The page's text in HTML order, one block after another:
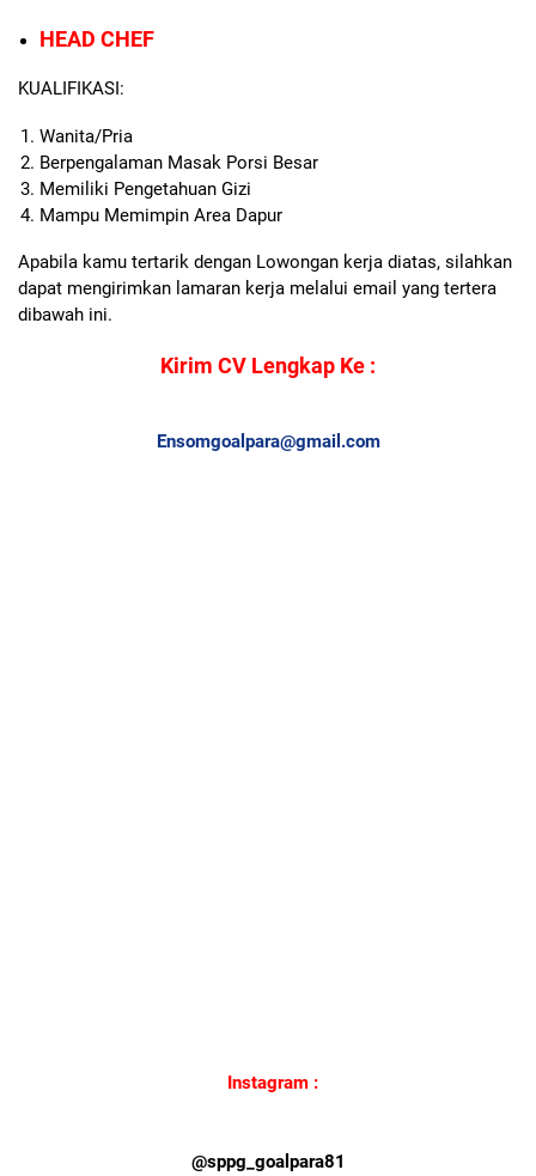
HEAD CHEF
KUALIFIKASI:
Wanita/Pria
Berpengalaman Masak Porsi Besar
Memiliki Pengetahuan Gizi
Mampu Memimpin Area Dapur
Apabila kamu tertarik dengan Lowongan kerja diatas, silahkan
dapat mengirimkan lamaran kerja melalui email yang tertera
dibawah ini.
Kirim CV Lengkap Ke :
Ensomgoalpara@gmail.com
Instagram :
@sppg_goalpara81